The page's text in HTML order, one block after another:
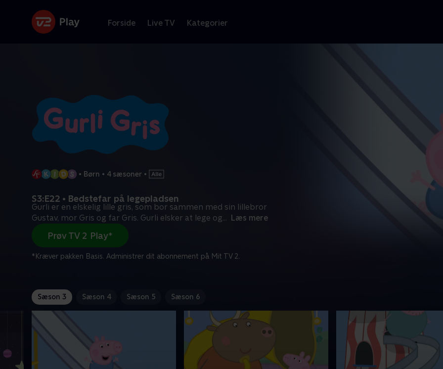
Forside Live TV Kategorier
• Børn • 4 sæsoner •
S3:E22 • Bedstefar på legepladsen
Gurli er en elskelig lille gris, som bor sammen med sin lillebror
Gustav, mor Gris og far Gris. Gurli elsker at lege og... Læs mere
Prøv TV 2 Play*
*Kræver pakken Basis. Administrer dit abonnement på Mit TV 2.
Sæson 3 Sæson 4 Sæson 5 Sæson 6